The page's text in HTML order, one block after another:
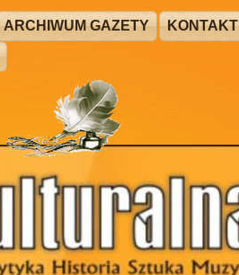
ARCHIWUM GAZETY
KONTAKT